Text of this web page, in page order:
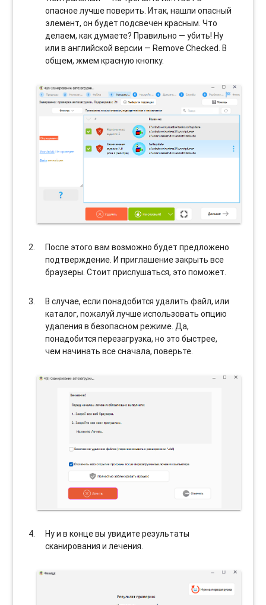
опасное лучше поверить. Итак, нашли опасный
элемент, он будет подсвечен красным. Что
делаем, как думаете? Правильно — убить! Ну
или в английской версии — Remove Checked. В
общем, жмем красную кнопку.
После этого вам возможно будет предложено
подтверждение. И приглашение закрыть все
браузеры. Стоит прислушаться, это поможет.
В случае, если понадобится удалить файл, или
каталог, пожалуй лучше использовать опцию
удаления в безопасном режиме. Да,
понадобится перезагрузка, но это быстрее,
чем начинать все сначала, поверьте.
Ну и в конце вы увидите результаты
сканирования и лечения.